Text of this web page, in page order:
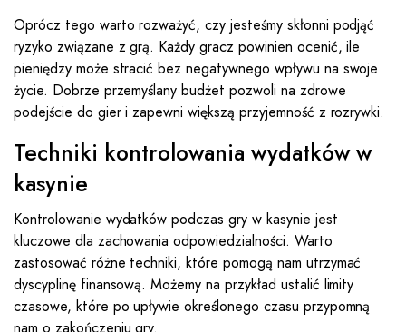
Oprócz tego warto rozważyć, czy jesteśmy skłonni podjąć
ryzyko związane z grą. Każdy gracz powinien ocenić, ile
pieniędzy może stracić bez negatywnego wpływu na swoje
życie. Dobrze przemyślany budżet pozwoli na zdrowe
podejście do gier i zapewni większą przyjemność z rozrywki.
Techniki kontrolowania wydatków w
kasynie
Kontrolowanie wydatków podczas gry w kasynie jest
kluczowe dla zachowania odpowiedzialności. Warto
zastosować różne techniki, które pomogą nam utrzymać
dyscyplinę finansową. Możemy na przykład ustalić limity
czasowe, które po upływie określonego czasu przypomną